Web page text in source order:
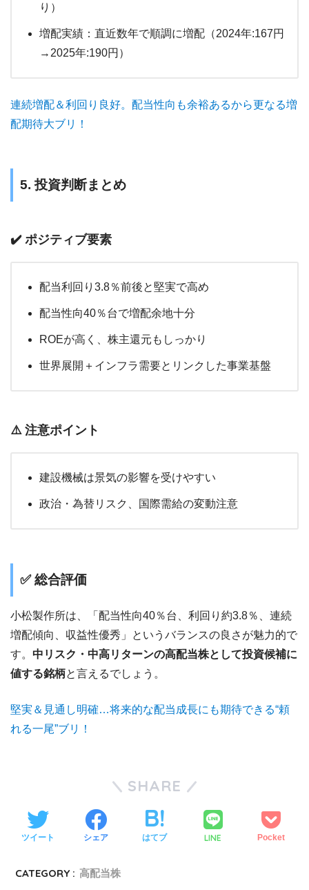
り）
増配実績：直近数年で順調に増配（2024年:167円
→2025年:190円）
連続増配＆利回り良好。配当性向も余裕あるから更なる増
配期待大ブリ！
5. 投資判断まとめ
✔️ ポジティブ要素
配当利回り3.8％前後と堅実で高め
配当性向40％台で増配余地十分
ROEが高く、株主還元もしっかり
世界展開＋インフラ需要とリンクした事業基盤
⚠️ 注意ポイント
建設機械は景気の影響を受けやすい
政治・為替リスク、国際需給の変動注意
✅ 総合評価
小松製作所は、「配当性向40％台、利回り約3.8％、連続
増配傾向、収益性優秀」というバランスの良さが魅力的で
す。 中リスク・中高リターンの高配当株として投資候補に
値する銘柄と言えるでしょう。
堅実＆見通し明確…将来的な配当成長にも期待できる“頼
れる一尾”ブリ！
SHARE
ツイート シェア はてブ LINE Pocket
CATEGORY : 高配当株